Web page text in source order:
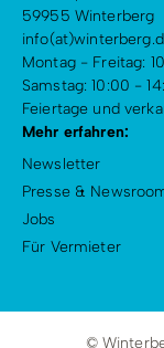
59955 Winterberg
Montag - Freitag:
Samstag: 10:00 -
Feiertage und
Mehr erfahren:
Newsletter
Presse &
Jobs
Für Vermieter
©